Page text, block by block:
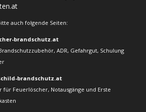
auch folgende Seiten:
brandschutz.at
ADR, Gefahrgut, Schulung
brandschutz.at
für Feuerlöscher, Notausgänge und Erste